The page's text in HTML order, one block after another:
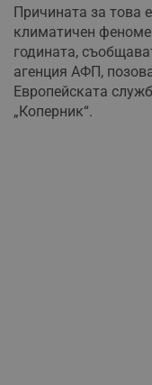
Причината за това
климатичен
годината,
агенция АФП,
Европейската
„Коперник“.